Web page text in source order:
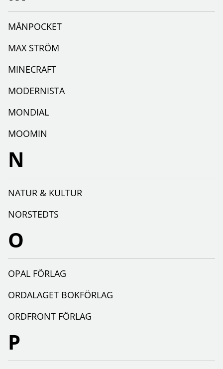
MÅNPOCKET
MAX STRÖM
MINECRAFT
MODERNISTA
MONDIAL
MOOMIN
N
NATUR & KULTUR
NORSTEDTS
O
OPAL FÖRLAG
ORDALAGET BOKFÖRLAG
ORDFRONT FÖRLAG
P